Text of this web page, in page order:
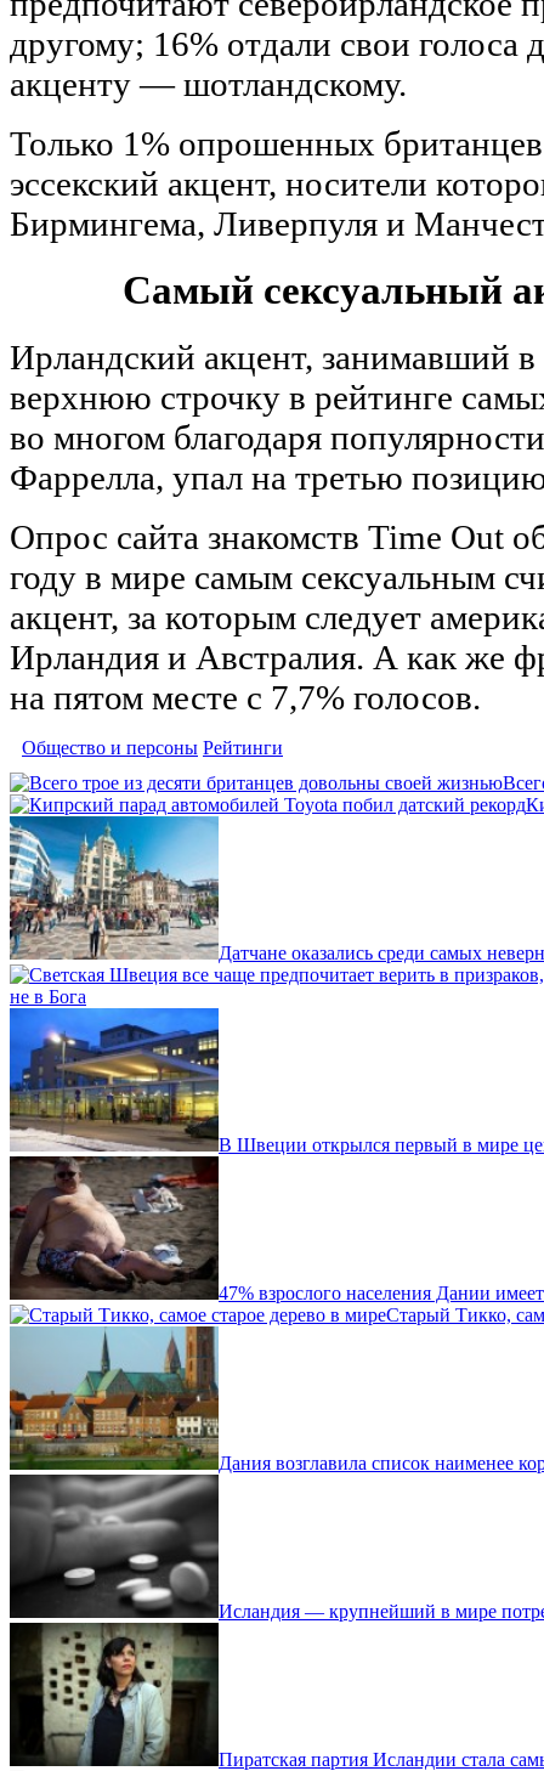
другому; 16% отдали свои голоса
акценту — шотландскому.
Только 1% опрошенных британцев
эссекский акцент, носители
Бирмингема, Ливерпуля и
Самый сексуальный
Ирландский акцент, занимавший
верхнюю строчку в рейтинге
во многом благодаря
Фаррелла, упал на третью
Опрос сайта знакомств Time Out
году в мире самым сексуальным
акцент, за которым следует
Ирландия и Австралия. А как же
на пятом месте с 7,7% голосов.
Общество и персоны Рейтинги
Датчане оказались среди самых
не в Бога
В Швеции открылся первый в мире
47% взрослого населения Дании
Старый Тикко,
Дания возглавила список наименее
Исландия — крупнейший в мире
Пиратская партия Исландии стала